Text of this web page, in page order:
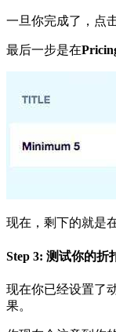
一旦你完成了，点
最后一步是在
现在，剩下的就是
Step 3: 测试你的折
现在你已经设置了
果。